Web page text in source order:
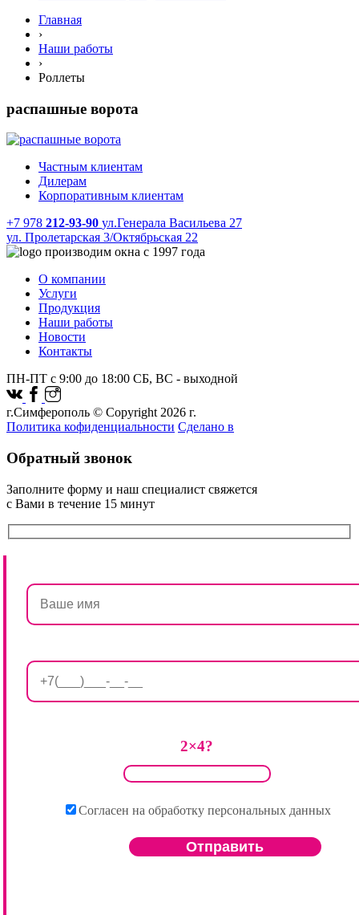
Главная
›
Наши работы
›
Роллеты
распашные ворота
Частным клиентам
Дилерам
Корпоративным клиентам
+7 978 212-93-90 ул.Генерала Васильева 27
ул. Пролетарская 3/Октябрьская 22
производим окна с 1997 года
О компании
Услуги
Продукция
Наши работы
Новости
Контакты
ПН-ПТ с 9:00 до 18:00 СБ, ВС - выходной
г.Симферополь © Copyright 2026 г.
Политика кофиденциальности Сделано в
Обратный звонок
Заполните форму и наш специалист свяжется
с Вами в течение 15 минут
2×4?
Согласен на обработку персональных данных